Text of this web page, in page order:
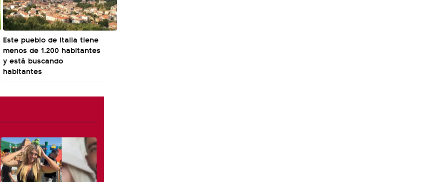
Este pueblo de Italia tiene
menos de 1.200 habitantes
y está buscando
habitantes